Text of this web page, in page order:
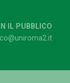
IL PUBBLICO